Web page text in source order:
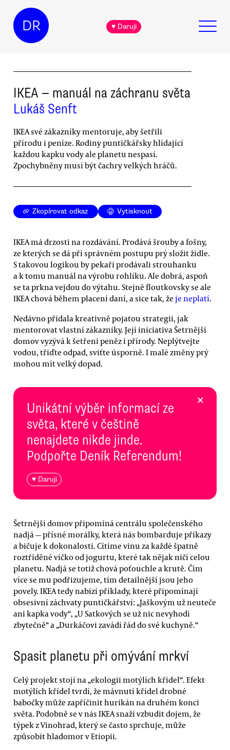
DR ♥ Daruji
IKEA — manuál na záchranu světa
Lukáš Senft
IKEA své zákazníky mentoruje, aby šetřili
přírodu i peníze. Rodiny puntičkářsky hlídající
každou kapku vody ale planetu nespasí.
Zpochybněny musí být čachry velkých hráčů.
Zkopírovat odkaz Vytisknout
IKEA má drzosti na rozdávání. Prodává šrouby a fošny,
ze kterých se dá při správném postupu prý složit židle.
S takovou logikou by pekaři prodávali strouhanku
a k tomu manuál na výrobu rohlíku. Ale dobrá, aspoň
se ta prkna vejdou do výtahu. Stejně floutkovsky se ale
IKEA chová během placení daní, a sice tak, že je neplatí.
Nedávno přidala kreativně pojatou strategii, jak
mentorovat vlastní zákazníky. Její iniciativa Šetrnější
domov vyzývá k šetření peněz i přírody. Neplýtvejte
vodou, třiďte odpad, sviťte úsporně. I malé změny prý
mohou mít velký dopad.
Unikátní výběr informací ze
světa, které v češtině
nenajdete nikde jinde.
Podpořte Deník Referendum!
♥ Daruji
×
Šetrnější domov připomíná centrálu společenského
nadjá — přísné morálky, která nás bombarduje příkazy
a bičuje k dokonalosti. Cítíme vinu za každé špatně
roztříděné víčko od jogurtu, které tak nějak ničí celou
planetu. Nadjá se totiž chová poťouchle a krutě. Čím
více se mu podřizujeme, tím detailnější jsou jeho
povely. IKEA tedy nabízí příklady, které připomínají
obsesivní záchvaty puntičkářství: „Jaškovým už neuteče
ani kapka vody“, „U Satkových se už nic nevyhodí
zbytečně“ a „Durkáčovi zavádí řád do své kuchyně.“
Spasit planetu při omývání mrkví
Celý projekt stojí na „ekologii motýlích křídel“. Efekt
motýlích křídel tvrdí, že mávnutí křídel drobné
babočky může zapříčinit hurikán na druhém konci
světa. Podobně se v nás IKEA snaží vzbudit dojem, že
týpek z Vinohrad, který se často sprchuje, může
způsobit hladomor v Etiopii.